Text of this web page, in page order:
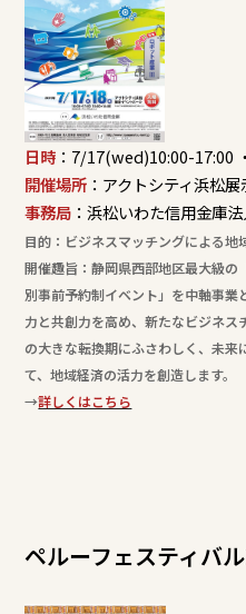
日時 ：7/17(wed)10:00-
開催場所 ：アクトシティ浜松
事務局 ：浜松いわた信用金庫
目的：ビジネスマッチングによる地
開催趣旨：静岡県西部地区最大級
別事前予約制イベント」を中軸事
力と共創力を高め、新たなビジネス
の大きな転換期にふさわしく、未
て、地域経済の活力を創造します。
→詳しくはこちら
ペルーフェスティバ